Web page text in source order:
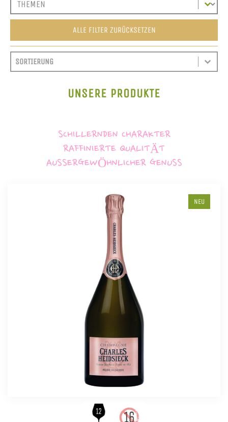
ALLE FILTER ZURÜCKSETZEN
SORTIEREN
SORT CONTENT
SORT CONTENT
UNSERE PRODUKTE
SCHILLERNDEN CHARAKTER
RAFFINIERTE QUALITÄT
AUSSERGEWÖHNLICHER GENUSS
NEU